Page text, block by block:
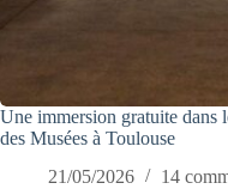
Une immersion gratuite dans
des Musées à Toulouse
21/05/2026
14